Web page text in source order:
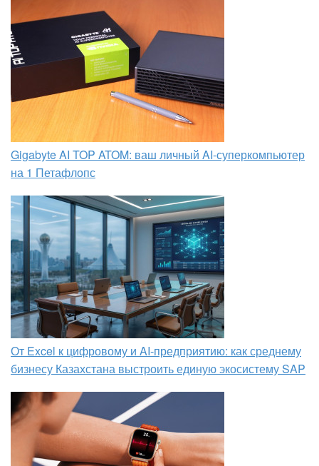
Gigabyte AI TOP ATOM: ваш личный AI-суперкомпьютер
на 1 Петафлопс
От Excel к цифровому и AI‑предприятию: как среднему
бизнесу Казахстана выстроить единую экосистему SAP